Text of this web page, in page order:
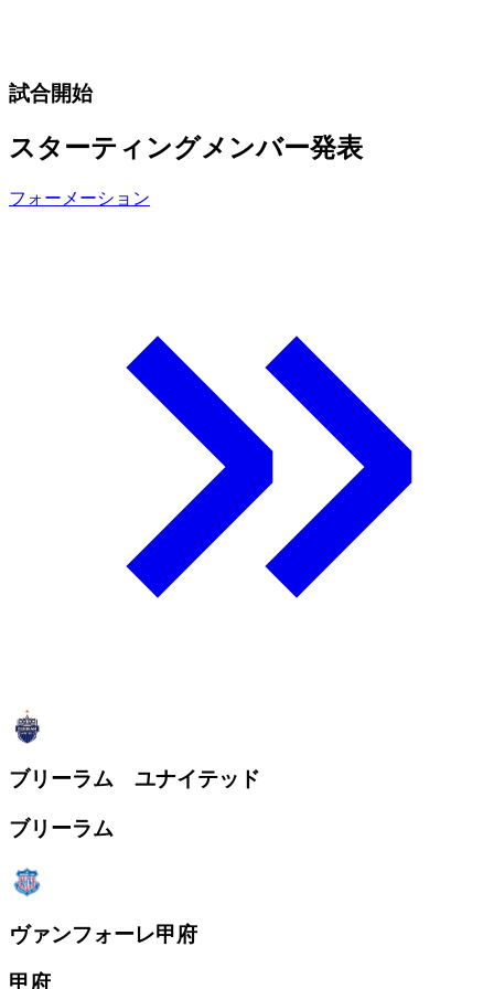
試合開始
スターティングメンバー発表
フォーメーション
ブリーラム ユナイテッド
ブリーラム
ヴァンフォーレ甲府
甲府